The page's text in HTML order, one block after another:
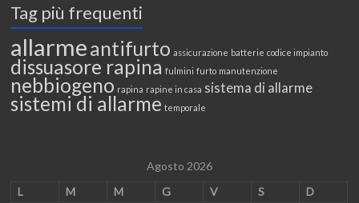
Tag più frequenti
allarmeantifurto assicurazione batterie codice impianto
dissuasore rapina fulmini furto manutenzione
nebbiogeno rapina rapine in casa sistema di allarme
sistemi di allarme temporale
Agosto 2026
L
M M G V S
D